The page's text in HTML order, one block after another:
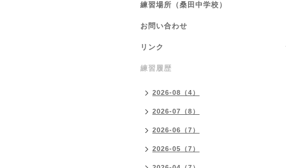
練習場所（桑田中学校）
お問い合わせ
リンク
練習履歴
2026-08（4）
2026-07（8）
2026-06（7）
2026-05（7）